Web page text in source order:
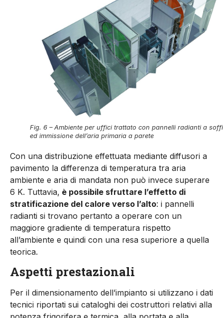
Fig. 6 – Ambiente per uffici trattato con pannelli radianti a
ed immissione dell’aria primaria a parete
Con una distribuzione effettuata mediante diffusori a
pavimento la differenza di temperatura tra aria
ambiente e aria di mandata non può invece superare
6 K. Tuttavia, è possibile sfruttare l’effetto di
stratificazione del calore verso l’alto: i pannelli
radianti si trovano pertanto a operare con un
maggiore gradiente di temperatura rispetto
all’ambiente e quindi con una resa superiore a quella
teorica.
Aspetti prestazionali
Per il dimensionamento dell’impianto si utilizzano i dati
tecnici ri­portati sui cataloghi dei costruttori relativi alla